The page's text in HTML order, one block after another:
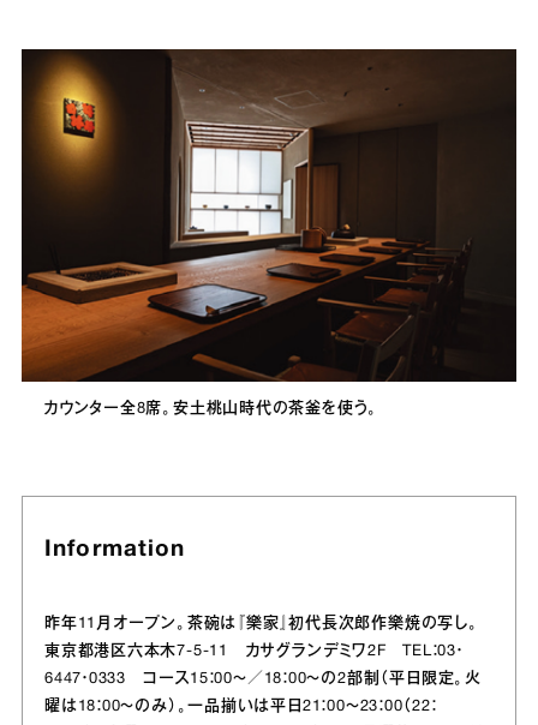
カウンター全8席。安土桃山時代の茶釜を使う。
Information
昨年11月オープン。茶碗は『樂家』初代長次郎作樂焼の写し。
東京都港区六本木7‐5‐11 カサグランデミワ2F TEL：03・
6447・0333 コース15：00～／18：00～の2部制（平日限定。火
曜は18：00～のみ）。一品揃いは平日21：00～23：00（22：